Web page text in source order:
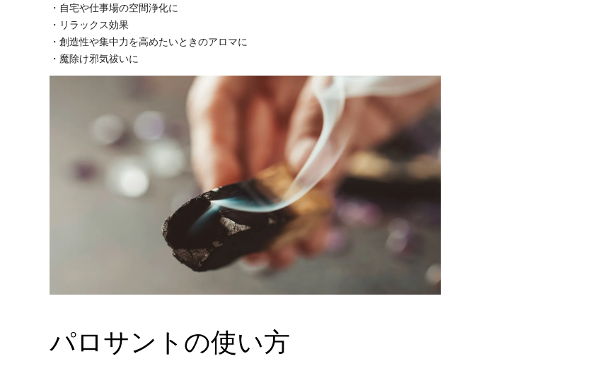
・自宅や仕事場の空間浄化に
・リラックス効果
・創造性や集中力を高めたいときのアロマに
・魔除け邪気祓いに
パロサントの使い方